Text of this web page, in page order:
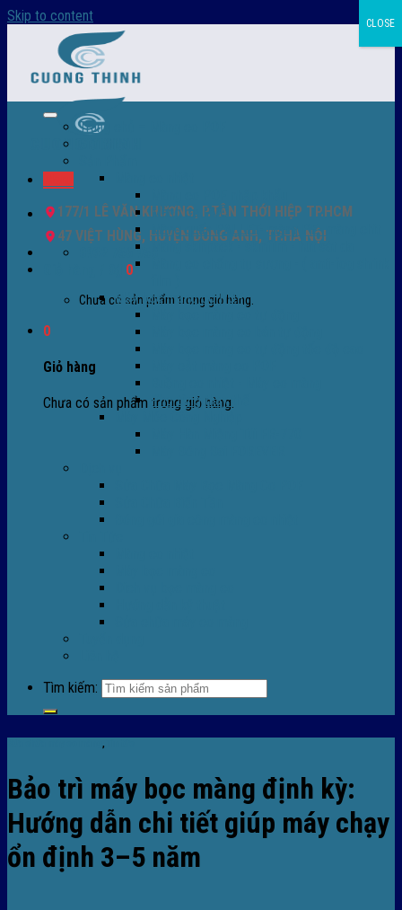
Skip to content
177/1 LÊ VĂN KHƯƠNG, P.TÂN THỚI HIỆP TP.HCM
47 VIỆT HÙNG, HUYỆN ĐÔNG ANH, TP.HÀ NỘI
0932 756 950
0
Chưa có sản phẩm trong giỏ hàng.
0
Giỏ hàng
Chưa có sản phẩm trong giỏ hàng.
Trang chủ – Màng co POF
Màng co PVC
Màng quấn PALLET- màng PE- màng chit
Màng skinpack - skinfilm - hút sát da
Máy bọc màng co POF
Phụ tùng thay thế
Tìm kiếm:
,
Bảo trì máy bọc màng định kỳ:
Hướng dẫn chi tiết giúp máy chạy
ổn định 3–5 năm
CLOSE